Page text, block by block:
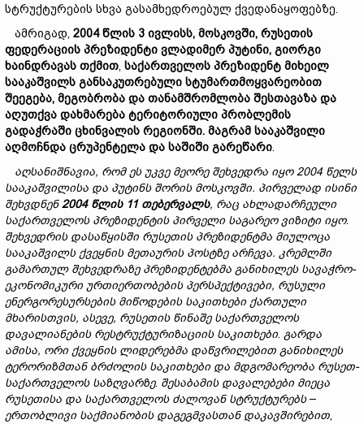
სტრუქტურების სხვა გასამხედროებულ ქვედანაყოფებზე.
ამრიგად, 2004წლის 3 ივლისს, მოსკოვში, რუსეთის
ფედერაციის პრეზიდენტი ვლადიმერ პუტინი, გიორგი
ხაინდრავას თქმით, საქართველოს პრეზიდენტ მიხეილ
სააკაშვილს განსაკუთრებული სტუმართმოყვარეობით
შეეგება, მეგობრობა და თანამშრომლობა შესთავაზა და
აღუთქვა დახმარება ტერიტორიული პრობლემის
გადაჭრაში ცხინვალის რეგიონში. მაგრამ სააკაშვილი
აღმოჩნდა ცრუპენტელა და საშიში გარეწარი.
აღსანიშნავია, რომ ეს უკვე მეორე შეხვედრა იყო 2004 წელს
სააკაშვილისა და პუტინს შორის მოსკოვში. პირველად ისინი
შეხვდნენ 2004 წლის 11 თებერვალს, რაც ახლადარჩეული
საქართველოს პრეზიდენტის პირველი საგარეო ვიზიტი იყო.
შეხვედრის დასაწყისში რუსეთის პრეზიდენტმა მიულოცა
სააკაშვილს ქვეყნის მეთაურის პოსტზე არჩევა. კრემლში
გამართულ შეხვედრაზე პრეზიდენტებმა განიხილეს სავაჭრო-
ეკონომიკური ურთიერთობების პერსპექტივები, რუსული
ენერგორესურსების მიწოდების საკითხები ქართული
მხარისთვის, ასევე, რუსეთის წინაშე საქართველოს
დავალიანების რესტრუქტურიზაციის საკითხები. გარდა
ამისა, ორი ქვეყნის ლიდერებმა დაწვრილებით განიხილეს
ტერორიზმთან ბრძოლის საკითხები და მდგომარეობა რუსეთ-
საქართველოს საზღვარზე. შესაბამის დავალებები მიეცა
რუსეთისა და საქართველოს ძალოვან სტრუქტურებს–
ერთობლივი საქმიანობის დაგეგმვასთან დაკავშირებით,